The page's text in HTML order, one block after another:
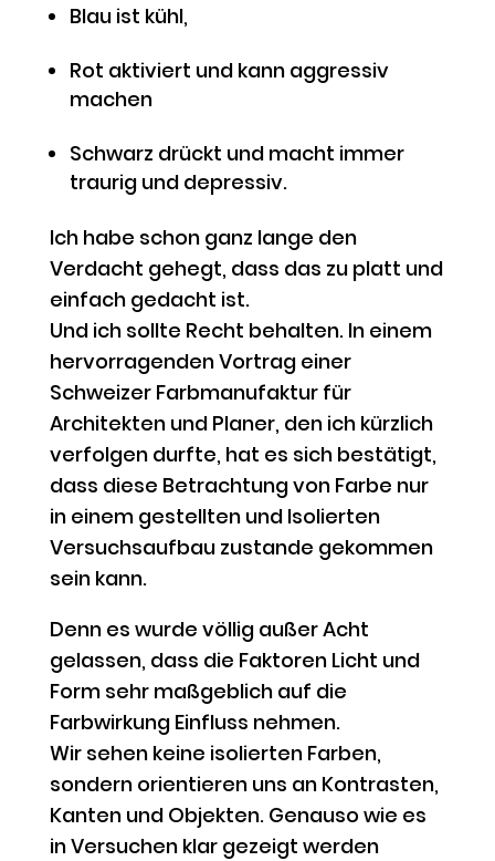
Blau ist kühl,
Rot aktiviert und kann aggressiv
machen
Schwarz drückt und macht immer
traurig und depressiv.
Ich habe schon ganz lange den
Verdacht gehegt, dass das zu platt und
einfach gedacht ist.
Und ich sollte Recht behalten. In einem
hervorragenden Vortrag einer
Schweizer Farbmanufaktur für
Architekten und Planer, den ich kürzlich
verfolgen durfte, hat es sich bestätigt,
dass diese Betrachtung von Farbe nur
in einem gestellten und Isolierten
Versuchsaufbau zustande gekommen
sein kann.
Denn es wurde völlig außer Acht
gelassen, dass die Faktoren Licht und
Form sehr maßgeblich auf die
Farbwirkung Einfluss nehmen.
Wir sehen keine isolierten Farben,
sondern orientieren uns an Kontrasten,
Kanten und Objekten. Genauso wie es
in Versuchen klar gezeigt werden